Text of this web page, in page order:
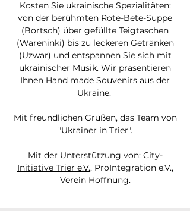
Kosten Sie ukrainische Spezialitäten:
von der berühmten Rote-Bete-Suppe
(Bortsch) über gefüllte Teigtaschen
(Wareninki) bis zu leckeren Getränken
(Uzwar) und entspannen Sie sich mit
ukrainischer Musik. Wir präsentieren
Ihnen Hand made Souvenirs aus der
Ukraine.
Mit freundlichen Grüßen, das Team von
"Ukrainer in Trier".
Mit der Unterstützung von: City-
Initiative Trier e.V., ProIntegration e.V.,
Verein Hoffnung.